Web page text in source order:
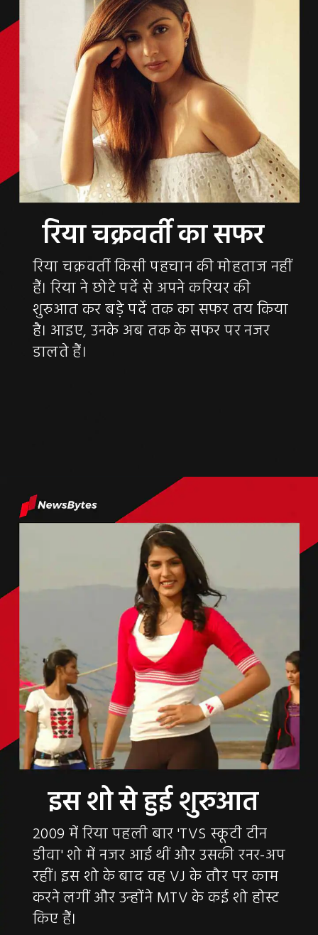
रिया चक्रवर्ती का सफर
रिया चक्रवर्ती किसी पहचान की मोहताज नहीं
हैं। रिया ने छोटे पर्दे से अपने करियर की
शुरुआत कर बड़े पर्दे तक का सफर तय किया
है। आइए, उनके अब तक के सफर पर नजर
इस शो से हुई शुरुआत
2009 में रिया पहली बार 'TVS स्कूटी टीन
डीवा' शो में नजर आई थीं और उसकी रनर-अप
रहीं। इस शो के बाद वह VJ के तौर पर काम
करने लगीं और उन्होंने MTV के कई शो होस्ट